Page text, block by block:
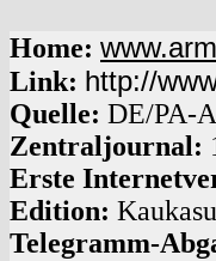
Home:
Link: http://
Quelle: DE/PA-
Zentraljournal:
Erste
Edition:
Telegramm-